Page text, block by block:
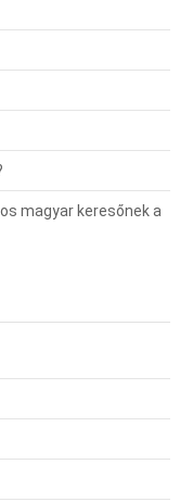
magyar keresőnek a